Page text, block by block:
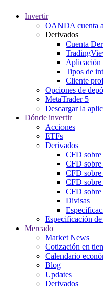
Invertir
OANDA cuenta
Derivados
Cuenta
Aplicación
Tipos de
Cliente
Opciones de
MetaTrader 5
Descargar la
Dónde invertir
Acciones
ETFs
Derivados
CFD sobre
CFD sobre
CFD sobre
CFD sobre
CFD
Divisas
Especificación
Mercado
Market News
Cotización en
Calendario
Blog
Updates
Derivados